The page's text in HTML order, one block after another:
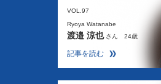
VOL.97
Ryoya Watanabe
渡邉 涼也さん 24歳
記事を読む